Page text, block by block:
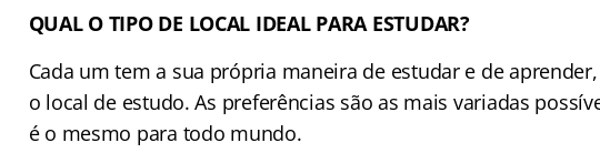
QUAL O TIPO DE LOCAL IDEAL PARA ESTUDAR?
Cada um tem a sua própria maneira de estudar e de
o local de estudo. As preferências são as mais variadas
é o mesmo para todo mundo.